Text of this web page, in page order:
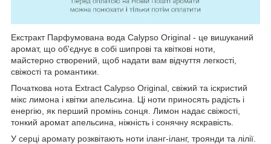
Екстракт Парфумована вода Calypso Original - це вишуканий
аромат, що об'єднує в собі шипрові та квіткові ноти,
майстерно створений, щоб надати вам відчуття легкості,
свіжості та романтики.
Початкова нота Extract Calypso Original, свіжий та іскристий
мікс лимона і квітки апельсина. Ці ноти приносять радість і
енергію, як перший промінь сонця. Лимон надає свіжості,
тонкий аромат апельсина, ніжність і сонячну яскравість.
У серці аромату розквітають ноти іланг-іланг, троянди та лілії.